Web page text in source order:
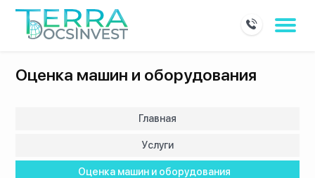
Оценка машин и оборудования
Главная
Услуги
Оценка машин и оборудования